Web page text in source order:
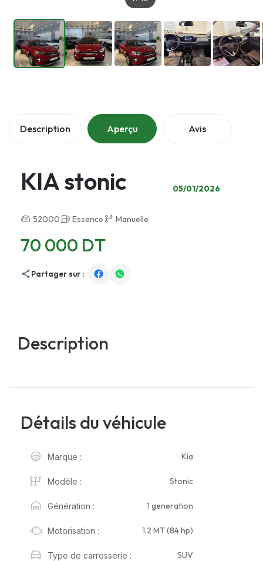
Description Aperçu Avis
KIA stonic 05/01/2026
52000 Essence Manuelle
70 000 DT
Partager sur :
Description
Détails du véhicule
Marque : Kia
Modèle : Stonic
Génération : 1 generation
Motorisation : 1.2 MT (84 hp)
Type de carrosserie : SUV